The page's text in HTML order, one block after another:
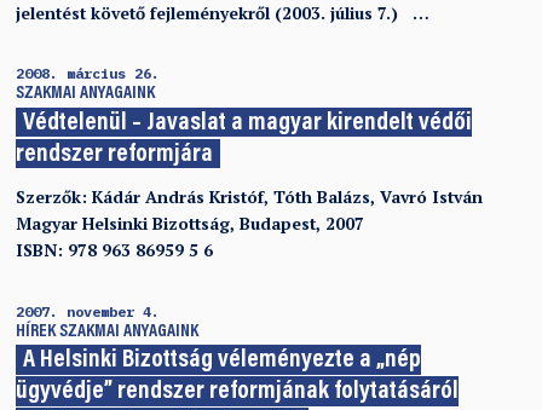
jelentést követő fejleményekről (2003. július 7.) …
2008. március 26.
SZAKMAI ANYAGAINK
Védtelenül – Javaslat a magyar kirendelt védői
rendszer reformjára
Szerzők: Kádár András Kristóf, Tóth Balázs, Vavró István
Magyar Helsinki Bizottság, Budapest, 2007
ISBN: 978 963 86959 5 6
2007. november 4.
HÍREK SZAKMAI ANYAGAINK
A Helsinki Bizottság véleményezte a „nép
ügyvédje” rendszer reformjának folytatásáról